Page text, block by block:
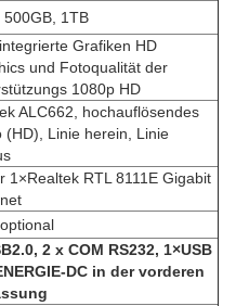
500GB, 1TB
Grafiken HD
und Fotoqualität der
1080p HD
ALC662, hochauflösendes
(HD), Linie herein, Linie
1×Realtek RTL 8111E Gigabit
2 x COM RS232, 1×USB
DC in der vorderen